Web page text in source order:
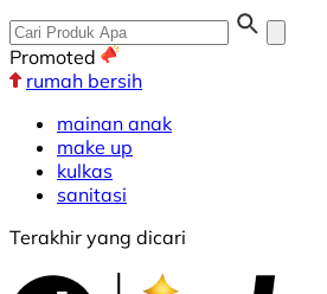
Promoted
rumah bersih
mainan anak
make up
kulkas
sanitasi
Terakhir yang dicari